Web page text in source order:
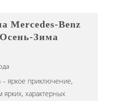
Mercedes-Benz
Зима
– яркое приключение,
характерных